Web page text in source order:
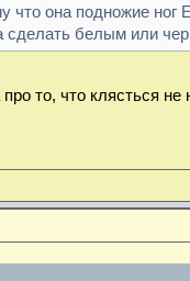
она подножие
белым или
то, что клясться